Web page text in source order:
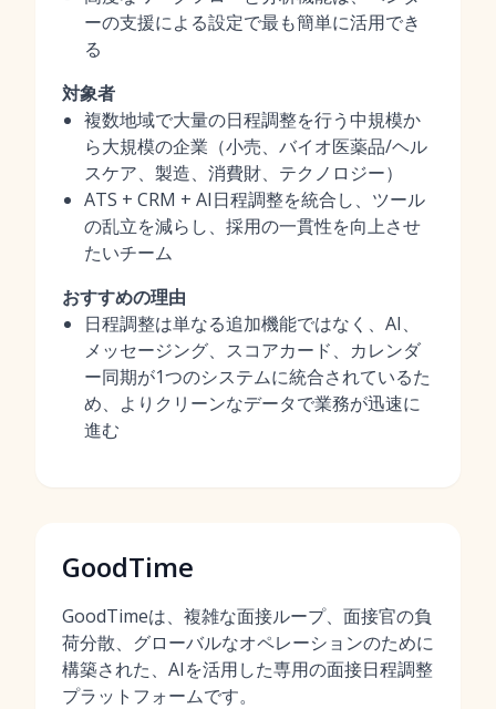
ーの支援による設定で最も簡単に活用でき
る
対象者
複数地域で大量の日程調整を行う中規模か
ら大規模の企業（小売、バイオ医薬品/ヘル
スケア、製造、消費財、テクノロジー）
ATS + CRM + AI日程調整を統合し、ツール
の乱立を減らし、採用の一貫性を向上させ
たいチーム
おすすめの理由
日程調整は単なる追加機能ではなく、AI、
メッセージング、スコアカード、カレンダ
ー同期が1つのシステムに統合されているた
め、よりクリーンなデータで業務が迅速に
進む
GoodTime
GoodTimeは、複雑な面接ループ、面接官の負
荷分散、グローバルなオペレーションのために
構築された、AIを活用した専用の面接日程調整
プラットフォームです。